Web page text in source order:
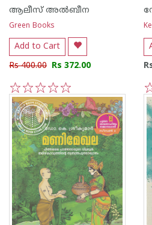
ആലീസ് അല്‍ബീന
Green Books
Add to Cart
Rs 400.00 Rs 372.00
5
4
3
2
1 1